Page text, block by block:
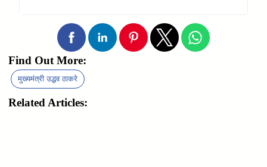
Find Out More:
मुख्यमंत्री उद्धव ठाकरे
Related Articles: